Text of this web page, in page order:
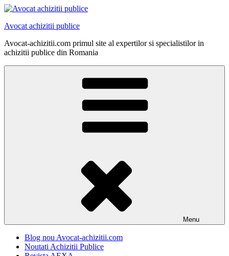
Skip
content
Avocat achizitii publice
Avocat-achizitii.com primul site al expertilor si specialistilor in
achizitii publice din Romania
Menu
Blog nou Avocat-achizitii.com
Noutati Achizitii Publice